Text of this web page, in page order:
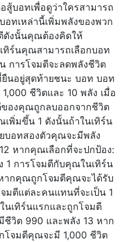
สู้บอทเพื่อดูว่าใครสามารถ
อทเหล่านี้เพิ่มพลังของพวก
ดังนั้นคุณต้องคิดให้
ทิร์นคุณสามารถเลือกบอท
การโจมตีจะลดพลังชีวิต
นอยู่สุดท้ายชนะ บอท บอท
ชีวิตและ 10 พลัง เมื่อ
องคุณถูกลบออกจากชีวิต
พิ่มขึ้น 1 ดังนั้นถ้าในเทิร์น
บอทสองตัวคุณจะมีพลัง
หากคุณเลือกที่จะปกป้อง:
1 การโจมตีกับคุณในเทิร์น
ากคุณถูกโจมตีคุณจะได้รับ
มตีแต่ละคนแทนที่จะเป็น 1
เทิร์นแรกและถูกโจมตี
วิต 990 และพลัง 13 หาก
โจมตีคุณจะมี 1,000 ชีวิต